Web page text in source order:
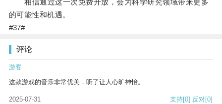
相信通过这一次免费开放，会为科学研究领域带来更多
的可能性和机遇。
#37#
评论
游客
这款游戏的音乐非常优美，听了让人心旷神怡。
2025-07-31 支持[0] 反对[0]